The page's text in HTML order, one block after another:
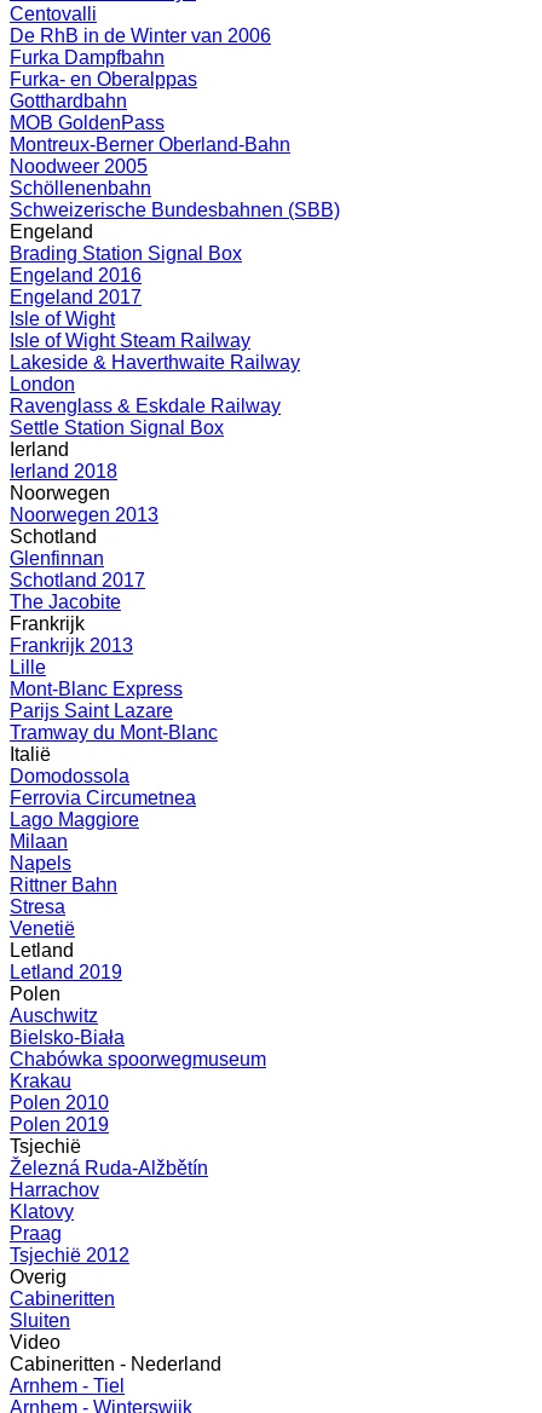
Centovalli
De RhB in de Winter van 2006
Furka Dampfbahn
Furka- en Oberalppas
Gotthardbahn
MOB GoldenPass
Montreux-Berner Oberland-Bahn
Noodweer 2005
Schöllenenbahn
Schweizerische Bundesbahnen (SBB)
Engeland
Brading Station Signal Box
Engeland 2016
Engeland 2017
Isle of Wight
Isle of Wight Steam Railway
Lakeside & Haverthwaite Railway
London
Ravenglass & Eskdale Railway
Settle Station Signal Box
Ierland
Ierland 2018
Noorwegen
Noorwegen 2013
Schotland
Glenfinnan
Schotland 2017
The Jacobite
Frankrijk
Frankrijk 2013
Lille
Mont-Blanc Express
Parijs Saint Lazare
Tramway du Mont-Blanc
Italië
Domodossola
Ferrovia Circumetnea
Lago Maggiore
Milaan
Napels
Rittner Bahn
Stresa
Venetië
Letland
Letland 2019
Polen
Auschwitz
Bielsko-Biała
Chabówka spoorwegmuseum
Krakau
Polen 2010
Polen 2019
Tsjechië
Železná Ruda-Alžbětín
Harrachov
Klatovy
Praag
Tsjechië 2012
Overig
Cabineritten
Sluiten
Video
Cabineritten - Nederland
Arnhem - Tiel
Arnhem - Winterswijk